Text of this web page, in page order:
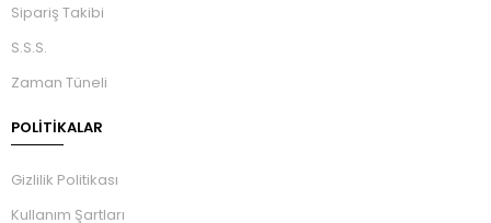
Sipariş Takibi
S.S.S.
Zaman Tüneli
POLİTİKALAR
Gizlilik Politikası
Kullanım Şartları